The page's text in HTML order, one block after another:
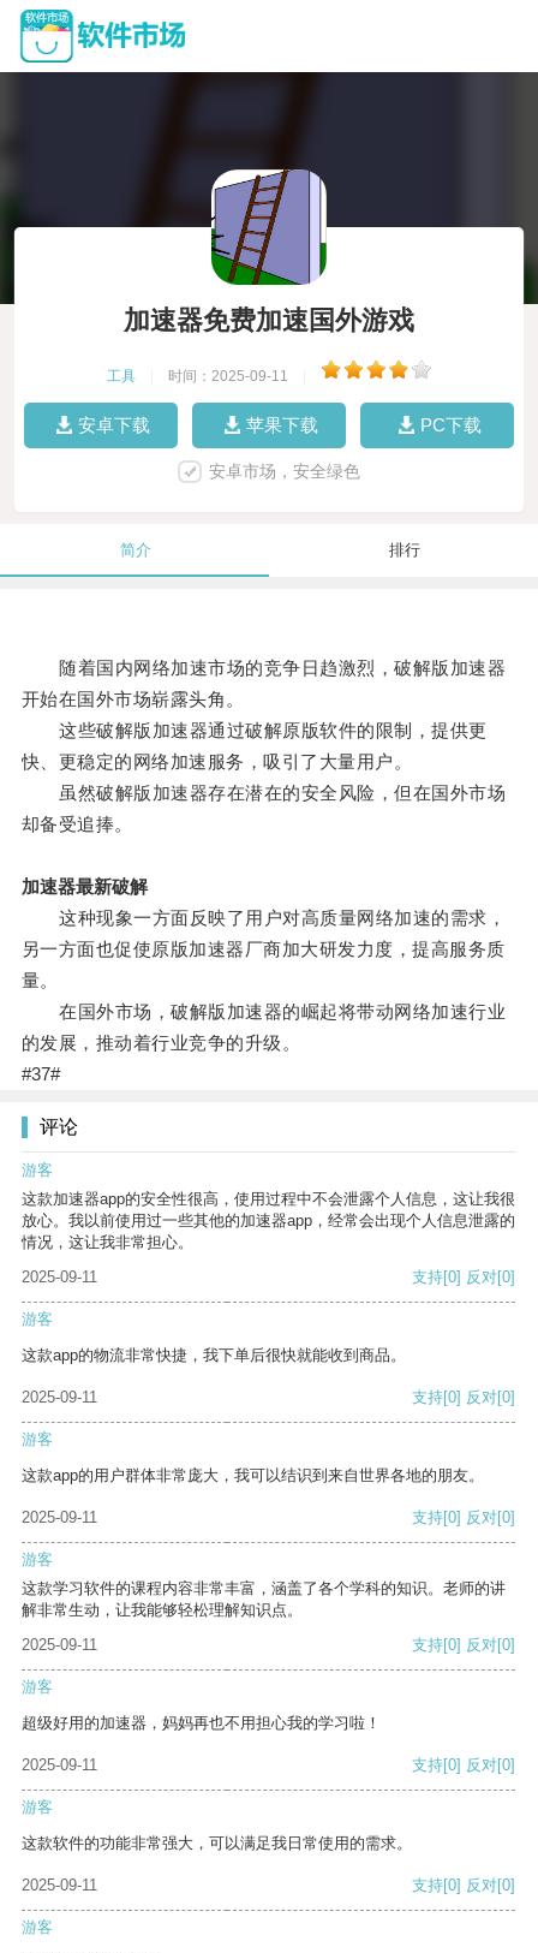
加速器免费加速国外游戏
工具 时间：2025-09-11
安卓下载 苹果下载 PC下载
安卓市场，安全绿色
简介 排行
随着国内网络加速市场的竞争日趋激烈，破解版加速器
开始在国外市场崭露头角。
这些破解版加速器通过破解原版软件的限制，提供更
快、更稳定的网络加速服务，吸引了大量用户。
虽然破解版加速器存在潜在的安全风险，但在国外市场
却备受追捧。
加速器最新破解
这种现象一方面反映了用户对高质量网络加速的需求，
另一方面也促使原版加速器厂商加大研发力度，提高服务质
量。
在国外市场，破解版加速器的崛起将带动网络加速行业
的发展，推动着行业竞争的升级。
#37#
评论
游客
这款加速器app的安全性很高，使用过程中不会泄露个人信息，这让我很
放心。我以前使用过一些其他的加速器app，经常会出现个人信息泄露的
情况，这让我非常担心。
2025-09-11
支持[0] 反对[0]
游客
这款app的物流非常快捷，我下单后很快就能收到商品。
2025-09-11 支持[0] 反对[0]
游客
这款app的用户群体非常庞大，我可以结识到来自世界各地的朋友。
2025-09-11 支持[0] 反对[0]
游客
这款学习软件的课程内容非常丰富，涵盖了各个学科的知识。老师的讲
解非常生动，让我能够轻松理解知识点。
2025-09-11
支持[0] 反对[0]
游客
超级好用的加速器，妈妈再也不用担心我的学习啦！
2025-09-11 支持[0] 反对[0]
游客
这款软件的功能非常强大，可以满足我日常使用的需求。
2025-09-11 支持[0] 反对[0]
游客